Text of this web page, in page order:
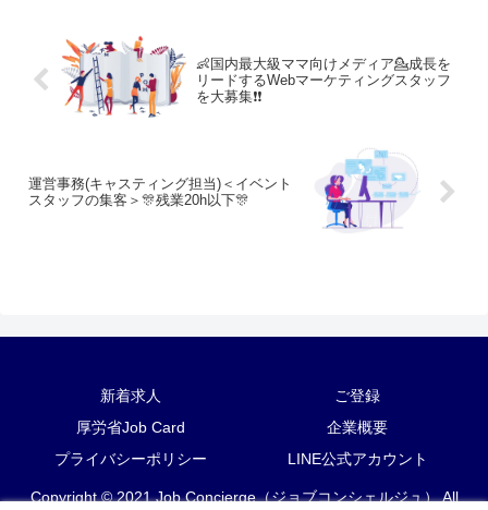
👶国内最大級ママ向けメディア💁成長を
リードするWebマーケティングスタッフ
を大募集❗❗
運営事務(キャスティング担当)＜イベント
スタッフの集客＞🎊残業20h以下🎊
新着求人
ご登録
厚労省Job Card
企業概要
プライバシーポリシー
LINE公式アカウント
Copyright © 2021 Job Concierge（ジョブコンシェルジュ） All